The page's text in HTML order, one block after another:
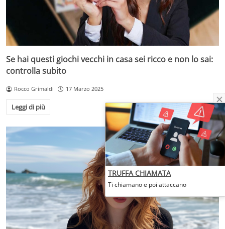
Se hai questi giochi vecchi in casa sei ricco e non lo sai:
controlla subito
Rocco Grimaldi 17 Marzo 2025
Leggi di più
TRUFFA CHIAMATA
Ti chiamano e poi attaccano